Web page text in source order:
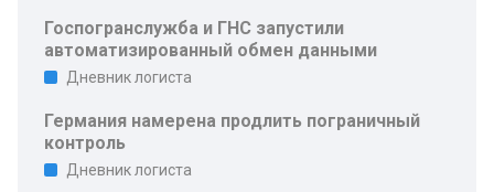
Госпогранслужба и ГНС запустили
автоматизированный обмен данными
Дневник логиста
Германия намерена продлить пограничный
контроль
Дневник логиста